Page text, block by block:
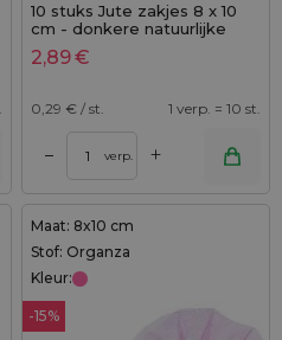
10 stuks Jute zakjes 8 x 10
cm - donkere natuurlijke
kleur
2,89€
0,29 € / st. 1 verp. = 10 st.
– verp. +
Maat: 8x10 cm
Stof: Organza
Kleur:
-15%